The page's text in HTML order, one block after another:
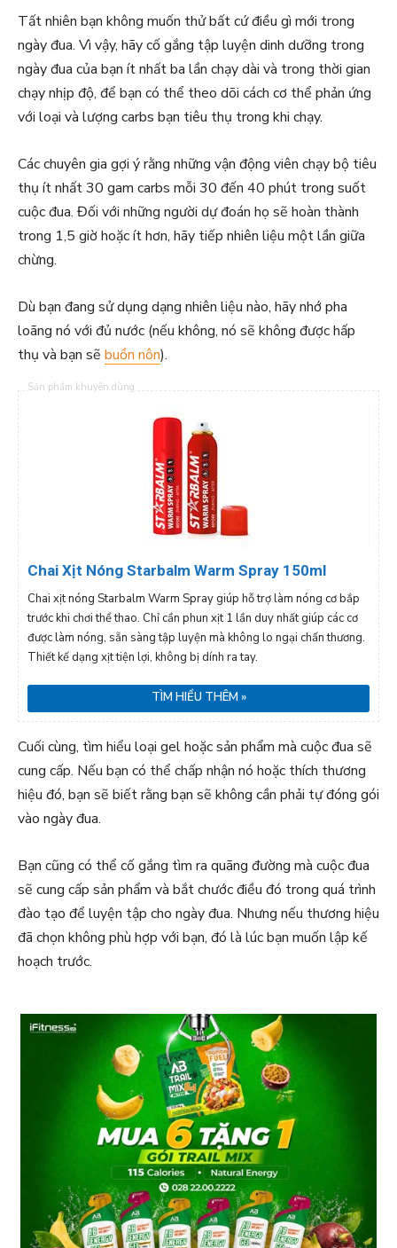
Tất nhiên bạn không muốn thử bất cứ điều gì mới trong
ngày đua. Vì vậy, hãy cố gắng tập luyện dinh dưỡng trong
ngày đua của bạn ít nhất ba lần chạy dài và trong thời gian
chạy nhịp độ, để bạn có thể theo dõi cách cơ thể phản ứng
với loại và lượng carbs bạn tiêu thụ trong khi chạy.
Các chuyên gia gợi ý rằng những vận động viên chạy bộ tiêu
thụ ít nhất 30 gam carbs mỗi 30 đến 40 phút trong suốt
cuộc đua. Đối với những người dự đoán họ sẽ hoàn thành
trong 1,5 giờ hoặc ít hơn, hãy tiếp nhiên liệu một lần giữa
chừng.
Dù bạn đang sử dụng dạng nhiên liệu nào, hãy nhớ pha
loãng nó với đủ nước (nếu không, nó sẽ không được hấp
thụ và bạn sẽ buồn nôn).
Sản phẩm khuyên dùng
Chai Xịt Nóng Starbalm Warm Spray 150ml
Chai xịt nóng Starbalm Warm Spray giúp hỗ trợ làm nóng cơ bắp
trước khi chơi thể thao. Chỉ cần phun xịt 1 lần duy nhất giúp các cơ
được làm nóng, sẵn sàng tập luyện mà không lo ngại chấn thương.
Thiết kế dạng xịt tiện lợi, không bị dính ra tay.
TÌM HIỂU THÊM »
Cuối cùng, tìm hiểu loại gel hoặc sản phẩm mà cuộc đua sẽ
cung cấp. Nếu bạn có thể chấp nhận nó hoặc thích thương
hiệu đó, bạn sẽ biết rằng bạn sẽ không cần phải tự đóng gói
vào ngày đua.
Bạn cũng có thể cố gắng tìm ra quãng đường mà cuộc đua
sẽ cung cấp sản phẩm và bắt chước điều đó trong quá trình
đào tạo để luyện tập cho ngày đua. Nhưng nếu thương hiệu
đã chọn không phù hợp với bạn, đó là lúc bạn muốn lập kế
hoạch trước.